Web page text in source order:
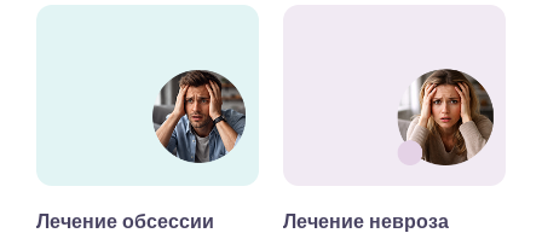
Лечение обсессии Лечение невроза